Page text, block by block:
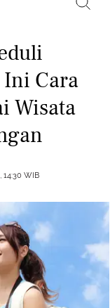
Ini Cara
Wisata
14:30 WIB